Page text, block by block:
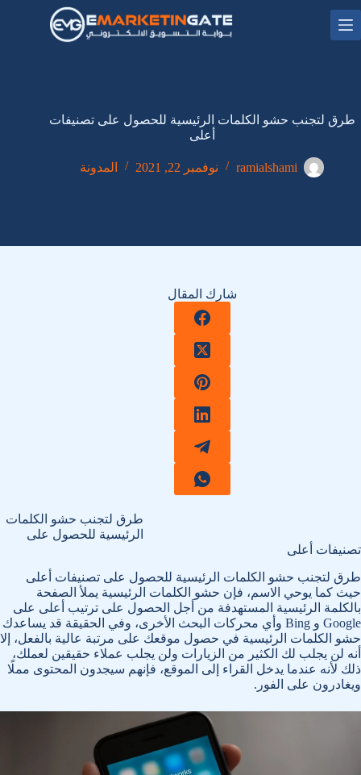
التجاوز
إلى
المحتوى
طرق لتجنب حشو الكلمات الرئيسية للحصول على تصنيفات
أعلى
ramialshami نوفمبر 22, 2021 المدونة
شارك المقال
طرق لتجنب حشو الكلمات
الرئيسية للحصول على
تصنيفات أعلى
طرق لتجنب حشو الكلمات الرئيسية للحصول على تصنيفات أعلى
حيث كما يوحي الاسم، فإن حشو الكلمات الرئيسية يملأ الصفحة
بالكلمة الرئيسية المستهدفة من أجل الحصول على ترتيب أعلى على
Google و Bing وأي محركات البحث الأخرى، وفي الحقيقة قد يساعدك
حشو الكلمات الرئيسية في حصول موقعك على مرتبة عالية بالفعل، إلا
أنه لن يجلب لك الكثير من الزيارات ولن يجلب عملاء حقيقين لعملك،
ذلك لأنه عندما يدخل القراء إلى الموقع، فإنهم سيجدون المحتوى مملًا
ويغادرون على الفور.